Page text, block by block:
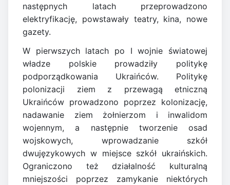
następnych latach przeprowadzono
elektryfikację, powstawały teatry, kina, nowe
gazety.
W pierwszych latach po I wojnie światowej
władze polskie prowadziły politykę
podporządkowania Ukraińców. Politykę
polonizacji ziem z przewagą etniczną
Ukraińców prowadzono poprzez kolonizację,
nadawanie ziem żołnierzom i inwalidom
wojennym, a następnie tworzenie osad
wojskowych, wprowadzanie szkół
dwujęzykowych w miejsce szkół ukraińskich.
Ograniczono też działalność kulturalną
mniejszości poprzez zamykanie niektórych